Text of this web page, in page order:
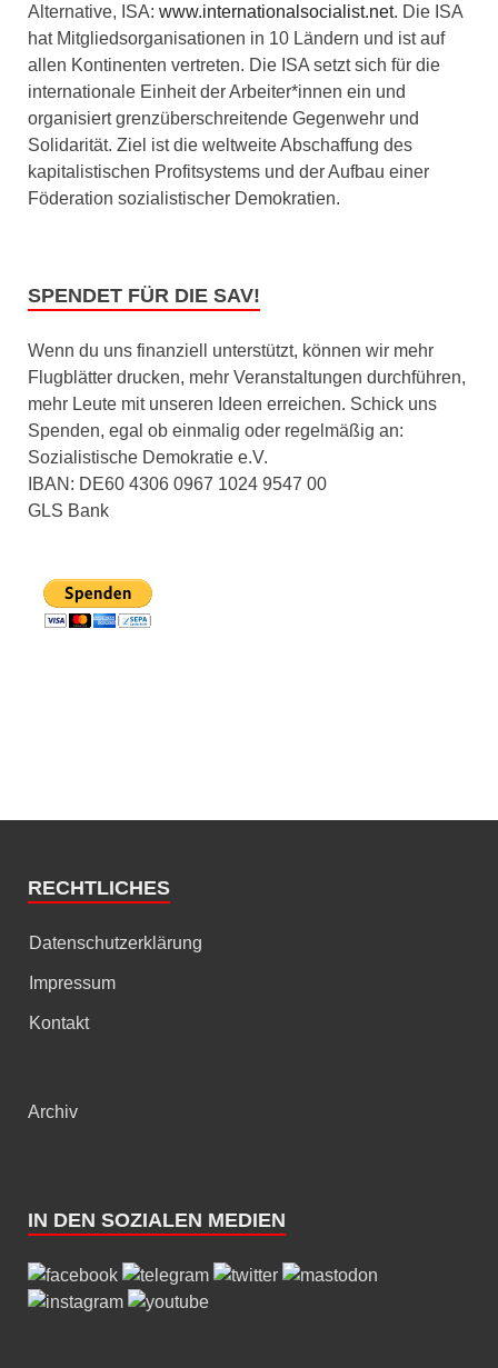
Alternative, ISA: www.internationalsocialist.net. Die ISA
hat Mitgliedsorganisationen in 10 Ländern und ist auf
allen Kontinenten vertreten. Die ISA setzt sich für die
internationale Einheit der Arbeiter*innen ein und
organisiert grenzüberschreitende Gegenwehr und
Solidarität. Ziel ist die weltweite Abschaffung des
kapitalistischen Profitsystems und der Aufbau einer
Föderation sozialistischer Demokratien.
SPENDET FÜR DIE SAV!
Wenn du uns finanziell unterstützt, können wir mehr
Flugblätter drucken, mehr Veranstaltungen durchführen,
mehr Leute mit unseren Ideen erreichen. Schick uns
Spenden, egal ob einmalig oder regelmäßig an:
Sozialistische Demokratie e.V.
IBAN: DE60 4306 0967 1024 9547 00
GLS Bank
RECHTLICHES
Datenschutzerklärung
Impressum
Kontakt
Archiv
IN DEN SOZIALEN MEDIEN